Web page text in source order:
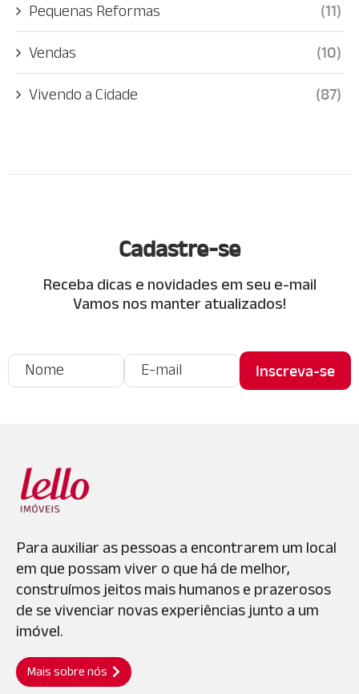
Pequenas Reformas (11)
Vendas (10)
Vivendo a Cidade (87)
Cadastre-se
Receba dicas e novidades em seu e-mail
Vamos nos manter atualizados!
Para auxiliar as pessoas a encontrarem um local
em que possam viver o que há de melhor,
construímos jeitos mais humanos e prazerosos
de se vivenciar novas experiências junto a um
imóvel.
Mais sobre nós